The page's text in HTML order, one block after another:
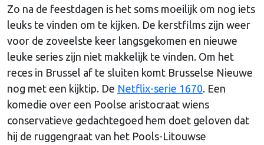
Zo na de feestdagen is het soms moeilijk om nog iets
leuks te vinden om te kijken. De kerstfilms zijn weer
voor de zoveelste keer langsgekomen en nieuwe
leuke series zijn niet makkelijk te vinden. Om het
reces in Brussel af te sluiten komt Brusselse Nieuwe
nog met een kijktip. De Netflix-serie 1670. Een
komedie over een Poolse aristocraat wiens
conservatieve gedachtegoed hem doet geloven dat
hij de ruggengraat van het Pools-Litouwse